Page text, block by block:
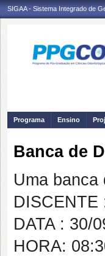
SIGAA - Sistema Integrado de
Programa Ensino
Banca de
Uma banca
DISCENTE
DATA : 30/
HORA: